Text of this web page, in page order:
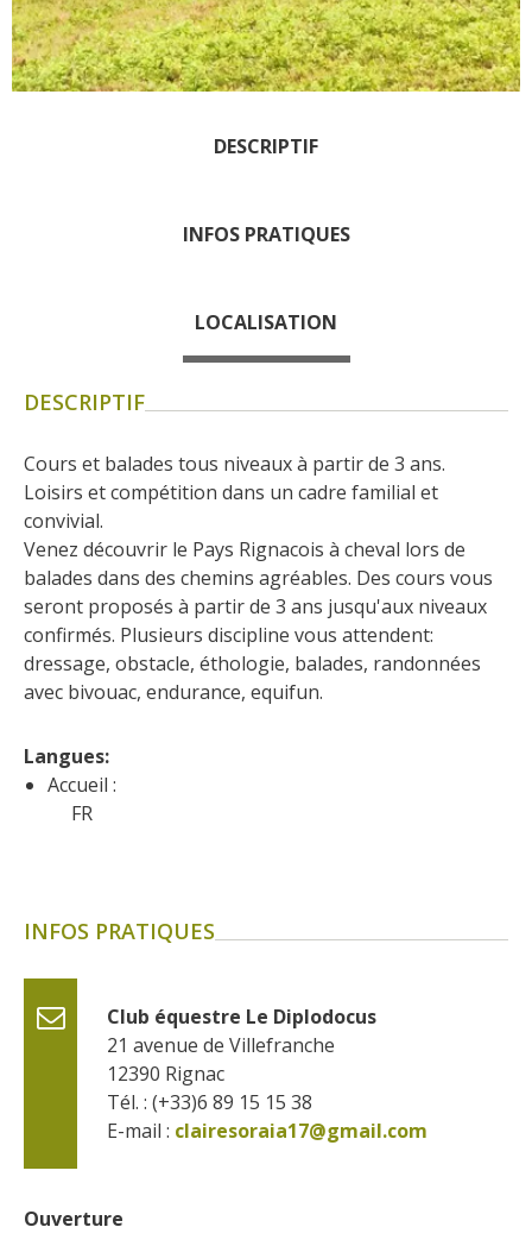
Les visites accompagnées
L'espace Georges Rouquier
à Goutrens
Artistes et artisans d'art
Les vignes
Nos producteurs
Recettes et produits locaux
Flâner à moins de
cent kilomètres
Les Plus Beaux Villages de
France
Les villages de caractère
Rouergue
Les Villes et Pays d'art et
d'histoire
Patrimoine mondial de
DESCRIPTIF
INFOS PRATIQUES
LOCALISATION
DESCRIPTIF
Cours et balades tous niveaux à partir de 3 ans.
Loisirs et compétition dans un cadre familial et
convivial.
Venez découvrir le Pays Rignacois à cheval lors de
balades dans des chemins agréables. Des cours vous
seront proposés à partir de 3 ans jusqu'aux niveaux
confirmés. Plusieurs discipline vous attendent:
dressage, obstacle, éthologie, balades, randonnées
avec bivouac, endurance, equifun.
Langues:
Accueil :
FR
INFOS PRATIQUES
Club équestre Le Diplodocus
21 avenue de Villefranche
12390 Rignac
Tél. : (+33)6 89 15 15 38
E-mail : clairesoraia17@gmail.com
Ouverture